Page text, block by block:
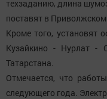
техзаданию, длина
поставят в
Кроме того, установят
Кузайкино - Нурлат -
Татарстана.
Отмечается, что
следующего года.